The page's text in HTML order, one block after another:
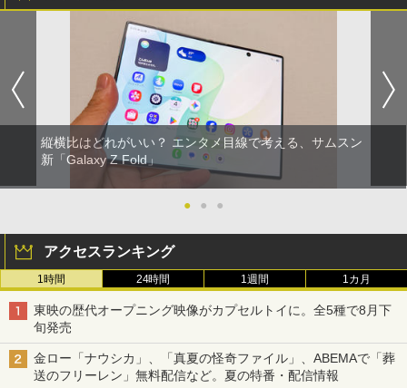
縦横比はどれがいい？ エンタメ目線で考える、サムスン
新「Galaxy Z Fold」
● ● ●
アクセスランキング
1時間 24時間 1週間 1カ月
東映の歴代オープニング映像がカプセルトイに。全5種で8月下
旬発売
金ロー「ナウシカ」、「真夏の怪奇ファイル」、ABEMAで「葬
送のフリーレン」無料配信など。夏の特番・配信情報